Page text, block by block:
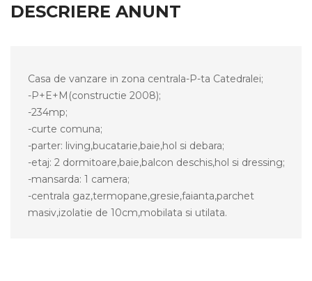
DESCRIERE ANUNT
Casa de vanzare in zona centrala-P-ta Catedralei;
-P+E+M(constructie 2008);
-234mp;
-curte comuna;
-parter: living,bucatarie,baie,hol si debara;
-etaj: 2 dormitoare,baie,balcon deschis,hol si dressing;
-mansarda: 1 camera;
-centrala gaz,termopane,gresie,faianta,parchet
masiv,izolatie de 10cm,mobilata si utilata.